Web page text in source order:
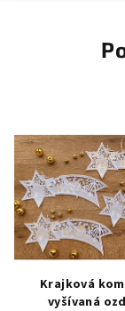
Krajková
vyšívaná